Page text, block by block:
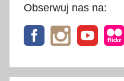
Obserwuj nas na: